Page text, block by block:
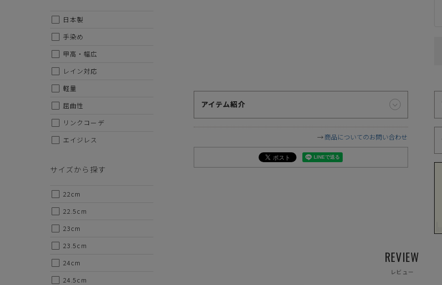
アイテム紹介
商品についてのお問い合わせ
REVIEW
レビュー
日本製
手染め
甲高・幅広
レイン対応
軽量
屈曲性
リンクコーデ
エイジレス
サイズから探す
22cm
22.5cm
23cm
23.5cm
24cm
24.5cm
クレジットカード・銀行振込（前払い）・Amazonペイ・代
金引換の中からお好きな決済方法をお選びいただけます。
づ
・セール/アウトレット商品の交換・返品は原則としてご遠慮願います。
・掲載されております商品の色はPCモニターにより色目に相違が生じる場合があります。予めご了承下さい。
・掲載されております画像を許可無くご使用にならないで下さい。お使いになりたい場合はお問い合せよりご連絡下さい。
・仕様および外観・価格は予告なく変更されることがあります。予めご了承下さい。
・ご試着につきましては必ず屋内でお願いします。